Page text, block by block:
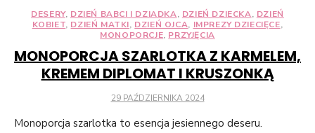
DESERY, DZIEŃ BABCI I DZIADKA, DZIEŃ DZIECKA, DZIEŃ
KOBIET, DZIEŃ MATKI, DZIEŃ OJCA, IMPREZY DZIECIĘCE,
MONOPORCJE, PRZYJĘCIA
MONOPORCJA SZARLOTKA Z KARMELEM,
KREMEM DIPLOMAT I KRUSZONKĄ
POSTED
29 PAŹDZIERNIKA 2024
Monoporcja szarlotka to esencja jesiennego deseru.